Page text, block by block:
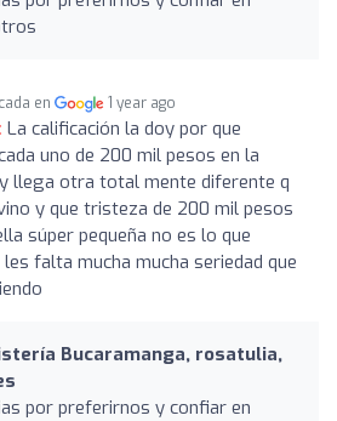
en 1 year ago
La calificación la doy por que
uno de 200 mil pesos en la
llega otra total mente diferente q
y que tristeza de 200 mil pesos
súper pequeña no es lo que
falta mucha mucha seriedad que
Bucaramanga, rosatulia,
por preferirnos y confiar en